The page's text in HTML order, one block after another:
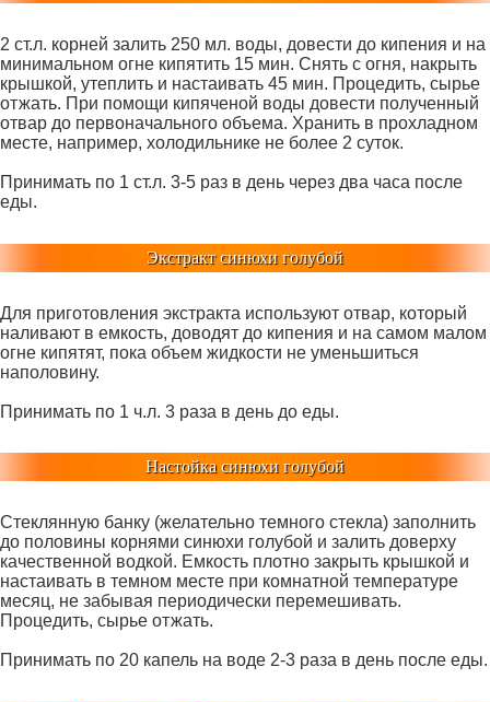
2 ст.л. корней залить 250 мл. воды, довести до кипения и на
минимальном огне кипятить 15 мин. Снять с огня, накрыть
крышкой, утеплить и настаивать 45 мин. Процедить, сырье
отжать. При помощи кипяченой воды довести полученный
отвар до первоначального объема. Хранить в прохладном
месте, например, холодильнике не более 2 суток.
Принимать по 1 ст.л. 3-5 раз в день через два часа после
еды.
Экстракт синюхи голубой
Для приготовления экстракта используют отвар, который
наливают в емкость, доводят до кипения и на самом малом
огне кипятят, пока объем жидкости не уменьшиться
наполовину.
Принимать по 1 ч.л. 3 раза в день до еды.
Настойка синюхи голубой
Стеклянную банку (желательно темного стекла) заполнить
до половины корнями синюхи голубой и залить доверху
качественной водкой. Емкость плотно закрыть крышкой и
настаивать в темном месте при комнатной температуре
месяц, не забывая периодически перемешивать.
Процедить, сырье отжать.
Принимать по 20 капель на воде 2-3 раза в день после еды.